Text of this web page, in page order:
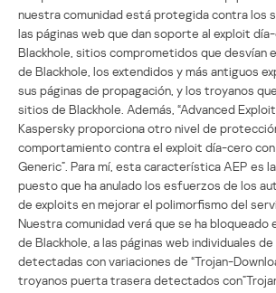
nuestra comunidad está protegida contra los
las páginas web que dan soporte al exploit
Blackhole, sitios comprometidos que desvían
de Blackhole, los extendidos y más antiguos
sus páginas de propagación, y los troyanos
sitios de Blackhole. Además, “Advanced
Kaspersky proporciona otro nivel de
comportamiento contra el exploit día-cero con
Generic”. Para mí, esta característica AEP es
puesto que ha anulado los esfuerzos de los
de exploits en mejorar el polimorfismo del
Nuestra comunidad verá que se ha bloqueado
de Blackhole, a las páginas web individuales de
detectadas con variaciones de “Trojan-
troyanos puerta trasera detectados